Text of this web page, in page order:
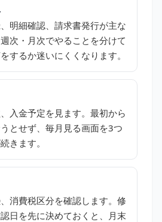
明細確認、請求書発行が主な
次・月次でやることを分けて
するか迷いにくくなります。
入金予定を見ます。最初から
とせず、毎月見る画面を3つ
きます。
消費税区分を確認します。修
日を先に決めておくと、月末